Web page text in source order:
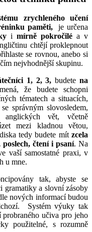
zrychleného učení
paměti,je určena
i mírně pokročilé a v
chtějí proklepnout
se rovnou, anebo si
nejvhodnější skupinu.
1, 2, 3, budetena
že budete schopni
tématech a situacích,
správným slovosledem,
anglických vět, včetně
mezi kladnou větou,
tedy budete mít zcela
čtení i psaní. Na
vaší samostatné praxi, v
u mne.
tak, abyste se
gramatiky a slovní zásoby
nových informací budou
Systém výuky tak
učiva pro jeho
použitelné, s rozumně